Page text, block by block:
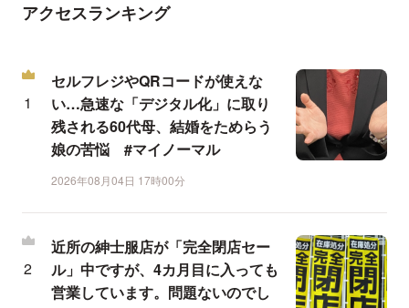
アクセスランキング
セルフレジやQRコードが使えな
い…急速な「デジタル化」に取り
残される60代母、結婚をためらう
娘の苦悩 #マイノーマル
2026年08月04日 17時00分
近所の紳士服店が「完全閉店セー
ル」中ですが、4カ月目に入っても
営業しています。問題ないのでし